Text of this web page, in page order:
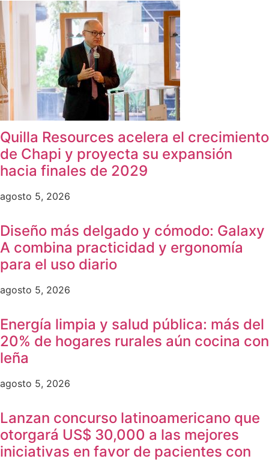
Quilla Resources acelera el crecimiento
de Chapi y proyecta su expansión
hacia finales de 2029
agosto 5, 2026
Diseño más delgado y cómodo: Galaxy
A combina practicidad y ergonomía
para el uso diario
agosto 5, 2026
Energía limpia y salud pública: más del
20% de hogares rurales aún cocina con
leña
agosto 5, 2026
Lanzan concurso latinoamericano que
otorgará US$ 30,000 a las mejores
iniciativas en favor de pacientes con